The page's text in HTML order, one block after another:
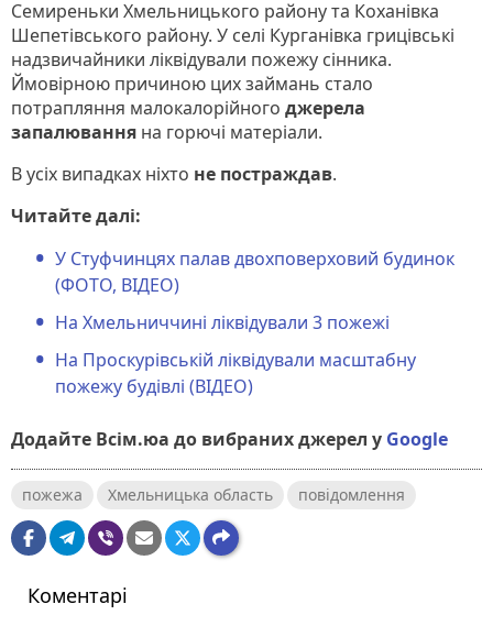
Семиреньки Хмельницького району та Коханівка
Шепетівського району. У селі Курганівка грицівські
надзвичайники ліквідували пожежу сінника.
Ймовірною причиною цих займань стало
потрапляння малокалорійного джерела
запалювання на горючі матеріали.
В усіх випадках ніхто не постраждав.
Читайте далі:
У Стуфчинцях палав двохповерховий будинок
(ФОТО, ВІДЕО)
На Хмельниччині ліквідували 3 пожежі
На Проскурівській ліквідували масштабну
пожежу будівлі (ВІДЕО)
Додайте Всім.юа до вибраних джерел у Google
пожежа Хмельницька область повідомлення
Коментарі